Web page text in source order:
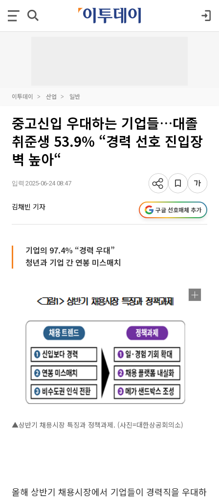
이투데이 산업 일반
중고신입 우대하는 기업들…대졸
취준생 53.9% “경력 선호 진입장
벽 높아“
입력 2025-06-24 08:47
김채빈 기자 구글 선호매체 추가
기업의 97.4% “경력 우대”
청년과 기업 간 연봉 미스매치
▲상반기 채용시장 특징과 정책과제. (사진=대한상공회의소)
올해 상반기 채용시장에서 기업들이 경력직을 우대하